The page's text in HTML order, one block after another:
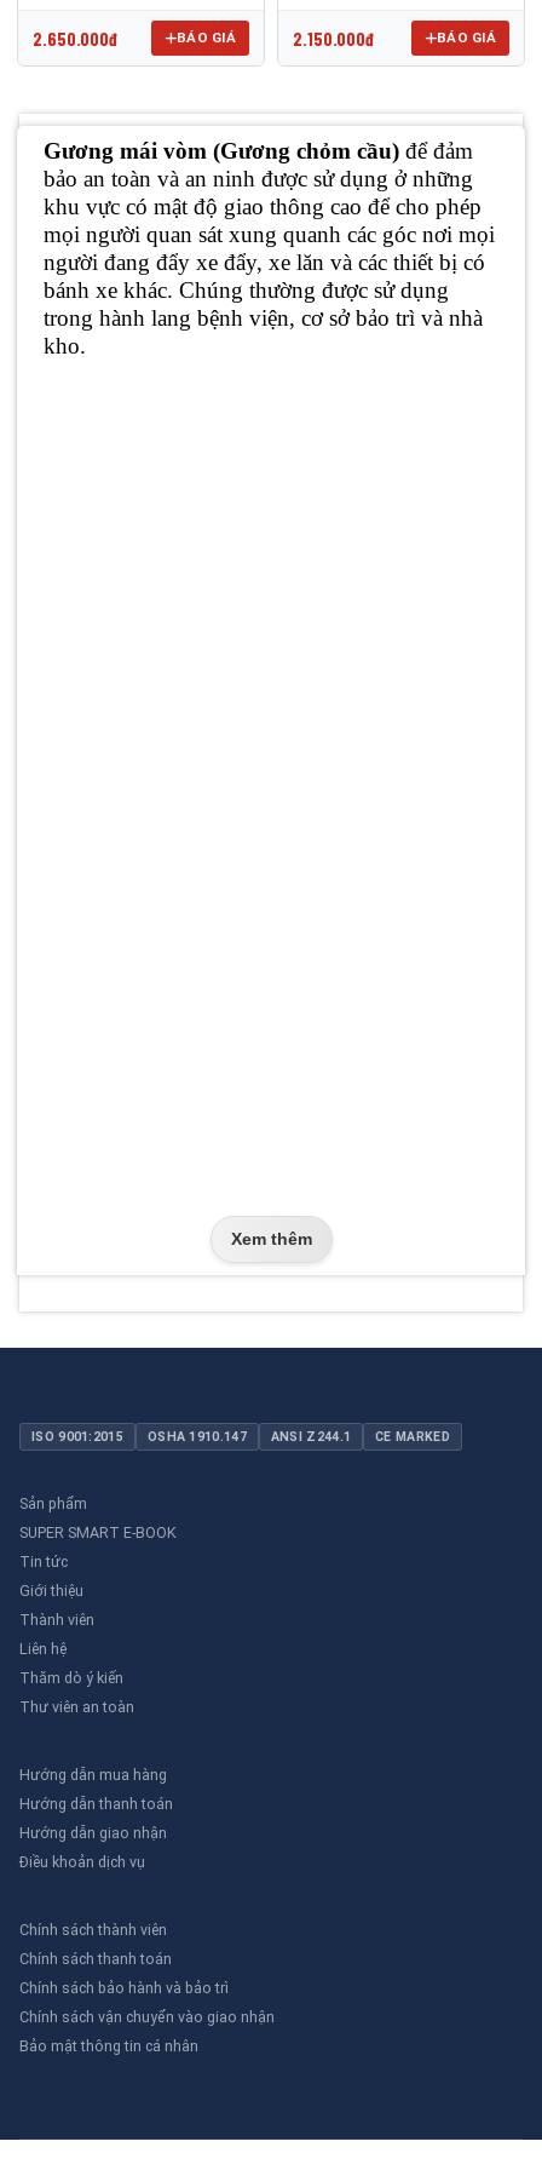
2.650.000đ BÁO GIÁ 2.150.000đ BÁO GIÁ
Gương mái vòm (Gương chỏm cầu) để đảm
bảo an toàn và an ninh được sử dụng ở những
khu vực có mật độ giao thông cao để cho phép
mọi người quan sát xung quanh các góc nơi mọi
người đang đẩy xe đẩy, xe lăn và các thiết bị có
bánh xe khác. Chúng thường được sử dụng
trong hành lang bệnh viện, cơ sở bảo trì và nhà
kho.
Xem thêm
ISO 9001:2015 OSHA 1910.147 ANSI Z244.1 CE MARKED
Sản phẩm
SUPER SMART E-BOOK
Tin tức
Giới thiệu
Thành viên
Liên hệ
Thăm dò ý kiến
Thư viên an toàn
Hướng dẫn mua hàng
Hướng dẫn thanh toán
Hướng dẫn giao nhận
Điều khoản dịch vụ
Chính sách thành viên
Chính sách thanh toán
Chính sách bảo hành và bảo trì
Chính sách vận chuyển vào giao nhận
Bảo mật thông tin cá nhân